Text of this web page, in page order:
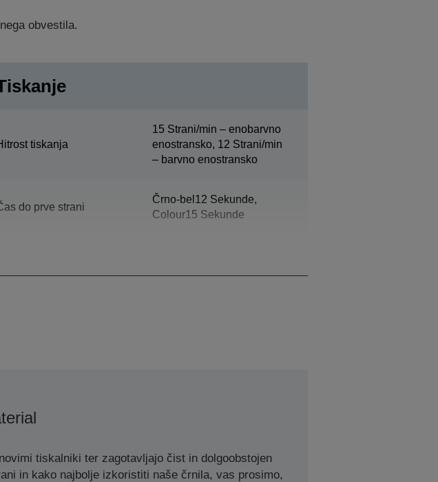
obvestila.
tiskanja
15 Strani/min – enobarvno
enostransko, 12 Strani/min
– barvno enostransko
do prve strani
Črno-bel12 Sekunde,
Colour15 Sekunde
tiskalniki ter zagotavljajo čist in dolgoobstojen
in kako najbolje izkoristiti naše črnila, vas prosimo,